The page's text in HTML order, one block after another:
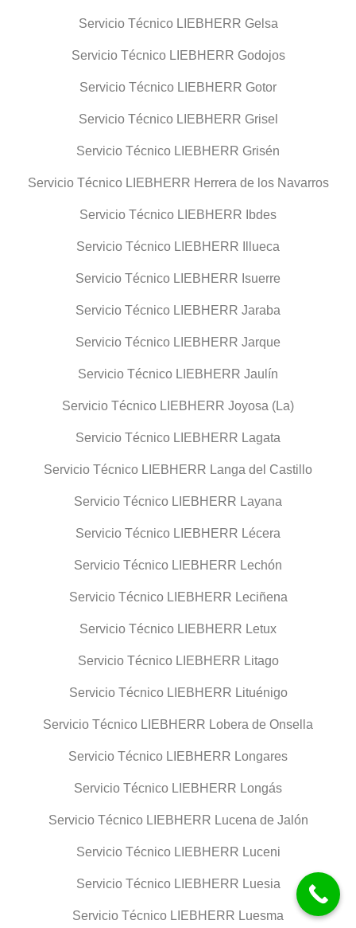
Servicio Técnico LIEBHERR Gelsa
Servicio Técnico LIEBHERR Godojos
Servicio Técnico LIEBHERR Gotor
Servicio Técnico LIEBHERR Grisel
Servicio Técnico LIEBHERR Grisén
Servicio Técnico LIEBHERR Herrera de los Navarros
Servicio Técnico LIEBHERR Ibdes
Servicio Técnico LIEBHERR Illueca
Servicio Técnico LIEBHERR Isuerre
Servicio Técnico LIEBHERR Jaraba
Servicio Técnico LIEBHERR Jarque
Servicio Técnico LIEBHERR Jaulín
Servicio Técnico LIEBHERR Joyosa (La)
Servicio Técnico LIEBHERR Lagata
Servicio Técnico LIEBHERR Langa del Castillo
Servicio Técnico LIEBHERR Layana
Servicio Técnico LIEBHERR Lécera
Servicio Técnico LIEBHERR Lechón
Servicio Técnico LIEBHERR Leciñena
Servicio Técnico LIEBHERR Letux
Servicio Técnico LIEBHERR Litago
Servicio Técnico LIEBHERR Lituénigo
Servicio Técnico LIEBHERR Lobera de Onsella
Servicio Técnico LIEBHERR Longares
Servicio Técnico LIEBHERR Longás
Servicio Técnico LIEBHERR Lucena de Jalón
Servicio Técnico LIEBHERR Luceni
Servicio Técnico LIEBHERR Luesia
Servicio Técnico LIEBHERR Luesma